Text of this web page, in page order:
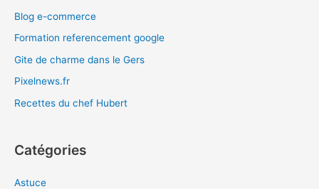
Blog e-commerce
Formation referencement google
Gite de charme dans le Gers
Pixelnews.fr
Recettes du chef Hubert
Catégories
Astuce